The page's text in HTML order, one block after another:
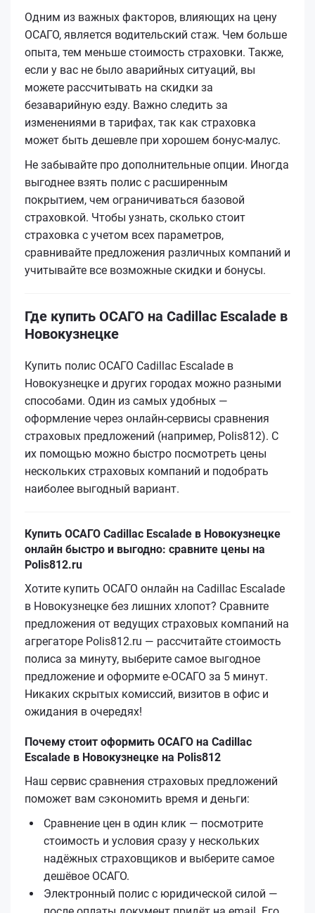
Одним из важных факторов, влияющих на цену
ОСАГО, является водительский стаж. Чем больше
опыта, тем меньше стоимость страховки. Также,
если у вас не было аварийных ситуаций, вы
можете рассчитывать на скидки за
безаварийную езду. Важно следить за
изменениями в тарифах, так как страховка
может быть дешевле при хорошем бонус-малус.
Не забывайте про дополнительные опции. Иногда
выгоднее взять полис с расширенным
покрытием, чем ограничиваться базовой
страховкой. Чтобы узнать, сколько стоит
страховка с учетом всех параметров,
сравнивайте предложения различных компаний и
учитывайте все возможные скидки и бонусы.
Где купить ОСАГО на Cadillac Escalade в
Новокузнецке
Купить полис ОСАГО Cadillac Escalade в
Новокузнецке и других городах можно разными
способами. Один из самых удобных —
оформление через онлайн-сервисы сравнения
страховых предложений (например, Polis812). С
их помощью можно быстро посмотреть цены
нескольких страховых компаний и подобрать
наиболее выгодный вариант.
Купить ОСАГО Cadillac Escalade в Новокузнецке
онлайн быстро и выгодно: сравните цены на
Polis812.ru
Хотите купить ОСАГО онлайн на Cadillac Escalade
в Новокузнецке без лишних хлопот? Сравните
предложения от ведущих страховых компаний на
агрегаторе Polis812.ru — рассчитайте стоимость
полиса за минуту, выберите самое выгодное
предложение и оформите е‑ОСАГО за 5 минут.
Никаких скрытых комиссий, визитов в офис и
ожидания в очередях!
Почему стоит оформить ОСАГО на Cadillac
Escalade в Новокузнецке на Polis812
Наш сервис сравнения страховых предложений
поможет вам сэкономить время и деньги:
Сравнение цен в один клик — посмотрите
стоимость и условия сразу у нескольких
надёжных страховщиков и выберите самое
дешёвое ОСАГО.
Электронный полис с юридической силой —